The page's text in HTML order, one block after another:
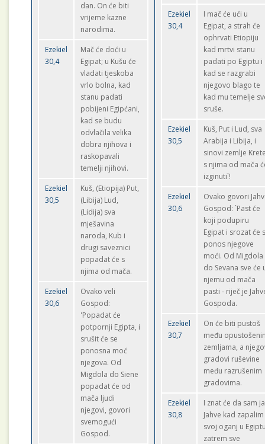
dan. On će biti
vrijeme kazne
narodima.
Ezekiel
30,4
Mač će doći u
Egipat; u Kušu će
vladati tjeskoba
vrlo bolna, kad
stanu padati
pobijeni Egipćani,
kad se budu
odvlačila velika
dobra njihova i
raskopavali
temelji njihovi.
Ezekiel
30,5
Kuš, (Etiopija) Put,
(Libija) Lud,
(Lidija) sva
mješavina
naroda, Kub i
drugi saveznici
popadat će s
njima od mača.
Ezekiel
30,6
Ovako veli
Gospod:
'Popadat će
potpornji Egipta, i
srušit će se
ponosna moć
njegova. Od
Migdola do Siene
popadat će od
mača ljudi
njegovi, govori
svemogući
Gospod.
Ezekiel
30,4
I mač će ući u
Egipat, a strah će
ophrvati Etiopiju
kad mrtvi stanu
padati po Egiptu i
kad se razgrabi
njegovo blago te
kad mu temelje
sruše.
Ezekiel
30,5
Kuš, Put i Lud, sva
Arabija i Libija, i
sinovi zemlje
s njima od mača
izginuti`!
Ezekiel
30,6
Ovako govori
Gospod: `Past će
koji podupiru
Egipat i srozat će
ponos njegove
moći. Od Migdola
do Sevana sve će
njemu od mača
pasti - riječ je
Gospoda.
Ezekiel
30,7
On će biti pustoš
među
zemljama, a
gradovi ruševine
među razrušenim
gradovima.
Ezekiel
30,8
I znat će da sam ja
Jahve kad zapalim
svoj oganj u
zatrem sve